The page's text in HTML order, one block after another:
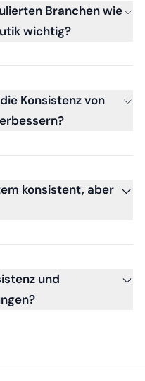
Branchen wie
wichtig?
Konsistenz von
konsistent, aber
und